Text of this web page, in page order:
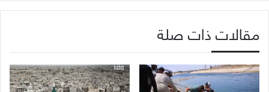
مقالات ذات صلة